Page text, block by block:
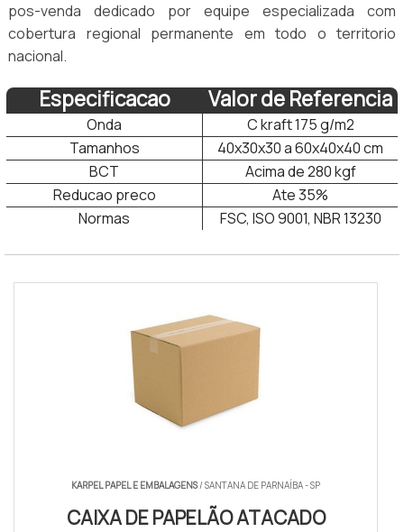
pos-venda dedicado por equipe especializada com
cobertura regional permanente em todo o territorio
nacional.
Especificacao Valor de Referencia
Onda
C kraft 175 g/m2
Tamanhos
40x30x30 a 60x40x40 cm
BCT
Acima de 280 kgf
Reducao preco
Ate 35%
Normas
FSC, ISO 9001, NBR 13230
KARPEL PAPEL E EMBALAGENS/ SANTANA DE PARNAÍBA - SP
CAIXA DE PAPELÃO ATACADO